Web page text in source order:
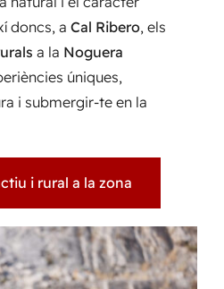
doncs, a Cal Ribero, els
a la Noguera
úniques,
i submergir-te en la
i rural a la zona